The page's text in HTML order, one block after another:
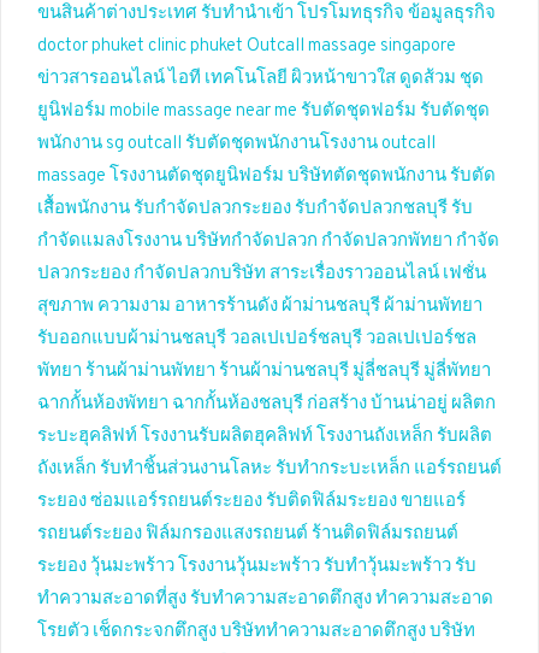
ขนสินค้าต่างประเทศ รับทำนำเข้า โปรโมทธุรกิจ ข้อมูลธุรกิจ
doctor phuket clinic phuket Outcall massage singapore
ข่าวสารออนไลน์ไอที เทคโนโลยี ผิวหน้าขาวใส ดูดส้วม ชุด
ยูนิฟอร์ม mobile massage near me รับตัดชุดฟอร์ม รับตัดชุด
พนักงาน sg outcall รับตัดชุดพนักงานโรงงาน outcall
massage โรงงานตัดชุดยูนิฟอร์ม บริษัทตัดชุดพนักงาน รับตัด
เสื้อพนักงาน รับกำจัดปลวกระยอง รับกำจัดปลวกชลบุรี รับ
กำจัดแมลงโรงงานบริษัทกำจัดปลวก กำจัดปลวกพัทยา กำจัด
ปลวกระยอง กำจัดปลวกบริษัท สาระเรื่องราวออนไลน์ เฟชั่น
สุขภาพ ความงาม อาหารร้านดัง ผ้าม่านชลบุรี ผ้าม่านพัทยา
รับออกแบบผ้าม่านชลบุรี วอลเปเปอร์ชลบุรี วอลเปเปอร์ชล
พัทยา ร้านผ้าม่านพัทยา ร้านผ้าม่านชลบุรี มู่ลี่ชลบุรี มู่ลี่พัทยา
ฉากกั้นห้องพัทยา ฉากกั้นห้องชลบุรี ก่อสร้าง บ้านน่าอยู่ ผลิตก
ระบะฮุคลิฟท์ โรงงานรับผลิตฮุคลิฟท์ โรงงานถังเหล็ก รับผลิต
ถังเหล็ก รับทำชิ้นส่วนงานโลหะ รับทำกระบะเหล็ก แอร์รถยนต์
ระยองซ่อมแอร์รถยนต์ระยอง รับติดฟิล์มระยองขายแอร์
รถยนต์ระยอง ฟิล์มกรองแสงรถยนต์ ร้านติดฟิล์มรถยนต์
ระยอง วุ้นมะพร้าว โรงงานวุ้นมะพร้าว รับทำวุ้นมะพร้าว รับ
ทำความสะอาดที่สูง รับทำความสะอาดตึกสูงทำความสะอาด
โรยตัว เช็ดกระจกตึกสูงบริษัททำความสะอาดตึกสูงบริษัท